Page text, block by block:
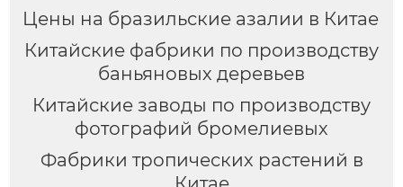
Цены на бразильские азалии в Китае
Китайские фабрики по производству
баньяновых деревьев
Китайские заводы по производству
фотографий бромелиевых
Фабрики тропических растений в